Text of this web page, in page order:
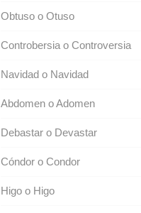
Obtuso o Otuso
Controbersia o Controversia
Navidad o Navidad
Abdomen o Adomen
Debastar o Devastar
Cóndor o Condor
Higo o Higo